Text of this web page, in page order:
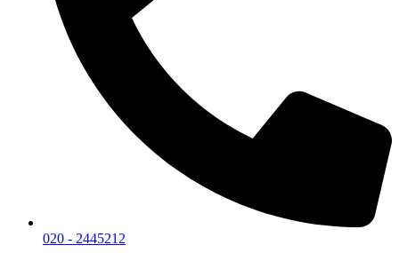
020 - 2445212